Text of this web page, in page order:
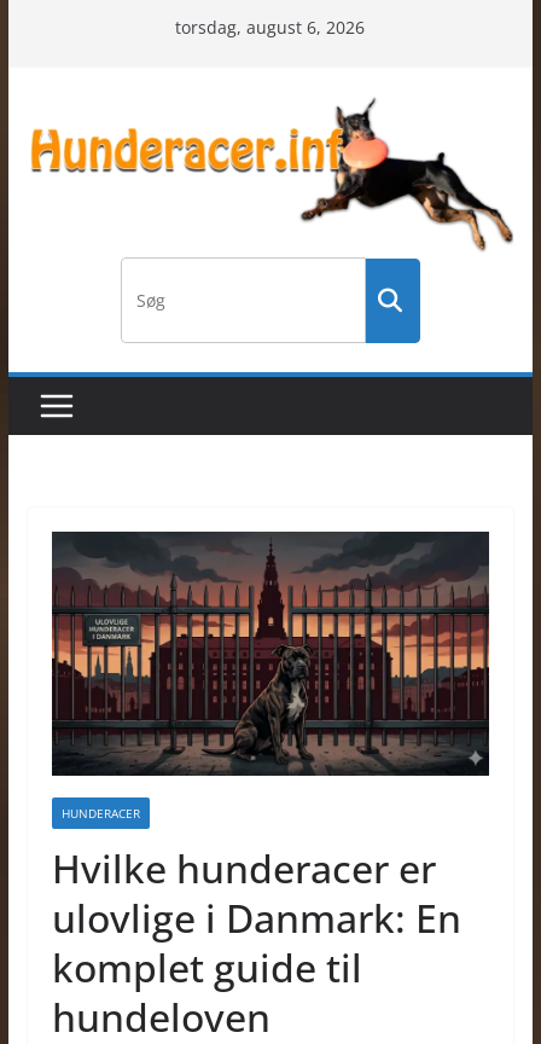
torsdag, august 6, 2026
HUNDERACER
Hvilke hunderacer er
ulovlige i Danmark: En
komplet guide til
hundeloven